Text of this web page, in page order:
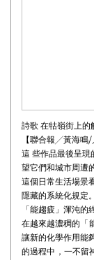
詩歌 在牯嶺街上的
【聯合報╱黃海鳴
這 些作品最後呈現
望它們和城市周遭
這個日常生活場景
隱藏的系統化規定
「能趨疲」渾沌
在越來越濃稠的「
讓新的化學作用能
的過程中，一不留